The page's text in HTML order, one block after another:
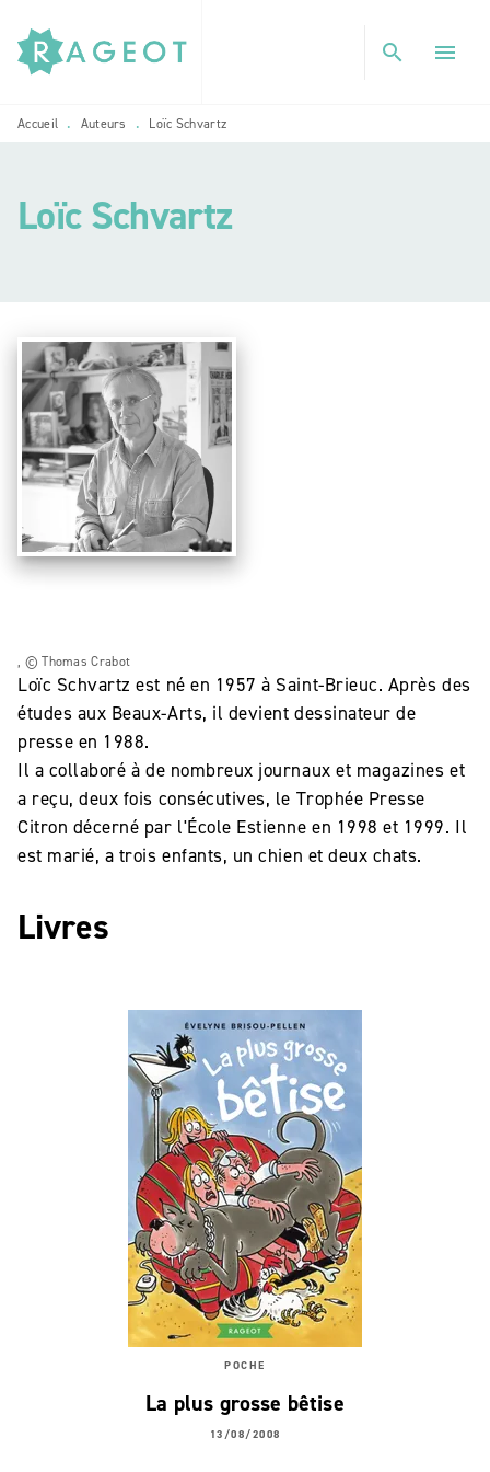
MENU RECHERCHE
PIED DE PAGE
search menu
Accueil • Auteurs • Loïc Schvartz
Loïc Schvartz
Loïc Schvartz est né en 1957 à Saint-Brieuc. Après des
études aux Beaux-Arts, il devient dessinateur de
presse en 1988.
Il a collaboré à de nombreux journaux et magazines et
a reçu, deux fois consécutives, le Trophée Presse
Citron décerné par l'École Estienne en 1998 et 1999. Il
est marié, a trois enfants, un chien et deux chats.
, © Thomas Crabot
Livres
POCHE
La plus grosse bêtise
13/08/2008